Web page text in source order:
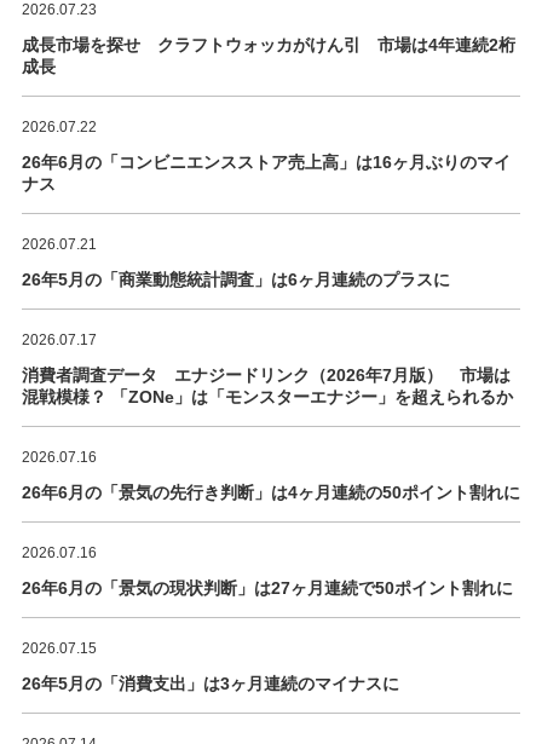
2026.07.23
成長市場を探せ クラフトウォッカがけん引 市場は4年連続2桁
成長
2026.07.22
26年6月の「コンビニエンスストア売上高」は16ヶ月ぶりのマイ
ナス
2026.07.21
26年5月の「商業動態統計調査」は6ヶ月連続のプラスに
2026.07.17
消費者調査データ エナジードリンク（2026年7月版） 市場は
混戦模様？ 「ZONe」は「モンスターエナジー」を超えられるか
2026.07.16
26年6月の「景気の先行き判断」は4ヶ月連続の50ポイント割れに
2026.07.16
26年6月の「景気の現状判断」は27ヶ月連続で50ポイント割れに
2026.07.15
26年5月の「消費支出」は3ヶ月連続のマイナスに